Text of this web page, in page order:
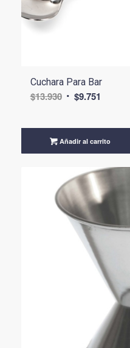
Cuchara Para Bar
$13.930 El
era:
$13.930.
$9.751
es:
$9.751.
Añadir al carrito